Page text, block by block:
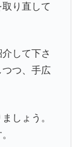
り直して
して下さ
つ、手広
しょう。